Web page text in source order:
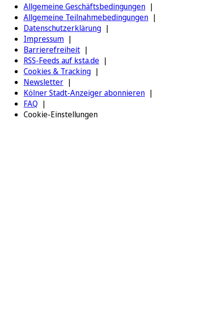
Allgemeine Geschäftsbedingungen
Allgemeine Teilnahmebedingungen
Datenschutzerklärung
Impressum
Barrierefreiheit
RSS-Feeds auf ksta.de
Cookies & Tracking
Newsletter
Kölner Stadt-Anzeiger abonnieren
FAQ
Cookie-Einstellungen